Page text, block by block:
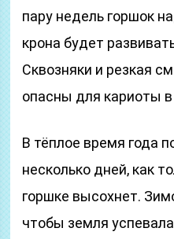
пару недель горшок
крона будет
Сквозняки и резкая
опасны для кариоты
В тёплое время года
несколько дней, как
горшке высохнет.
чтобы земля